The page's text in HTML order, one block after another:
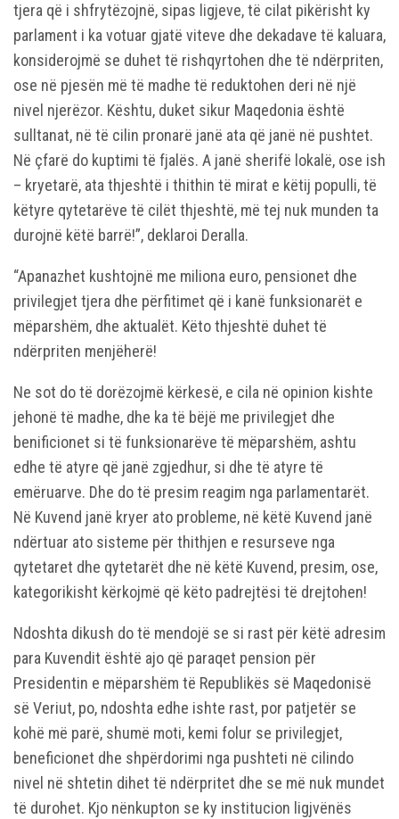
tjera që i shfrytëzojnë, sipas ligjeve, të cilat pikërisht ky
parlament i ka votuar gjatë viteve dhe dekadave të kaluara,
konsiderojmë se duhet të rishqyrtohen dhe të ndërpriten,
ose në pjesën më të madhe të reduktohen deri në një
nivel njerëzor. Kështu, duket sikur Maqedonia është
sulltanat, në të cilin pronarë janë ata që janë në pushtet.
Në çfarë do kuptimi të fjalës. A janë sherifë lokalë, ose ish
– kryetarë, ata thjeshtë i thithin të mirat e këtij populli, të
këtyre qytetarëve të cilët thjeshtë, më tej nuk munden ta
durojnë këtë barrë!”, deklaroi Deralla.
“Apanazhet kushtojnë me miliona euro, pensionet dhe
privilegjet tjera dhe përfitimet që i kanë funksionarët e
mëparshëm, dhe aktualët. Këto thjeshtë duhet të
ndërpriten menjëherë!
Ne sot do të dorëzojmë kërkesë, e cila në opinion kishte
jehonë të madhe, dhe ka të bëjë me privilegjet dhe
benificionet si të funksionarëve të mëparshëm, ashtu
edhe të atyre që janë zgjedhur, si dhe të atyre të
emëruarve. Dhe do të presim reagim nga parlamentarët.
Në Kuvend janë kryer ato probleme, në këtë Kuvend janë
ndërtuar ato sisteme për thithjen e resurseve nga
qytetaret dhe qytetarët dhe në këtë Kuvend, presim, ose,
kategorikisht kërkojmë që këto padrejtësi të drejtohen!
Ndoshta dikush do të mendojë se si rast për këtë adresim
para Kuvendit është ajo që paraqet pension për
Presidentin e mëparshëm të Republikës së Maqedonisë
së Veriut, po, ndoshta edhe ishte rast, por patjetër se
kohë më parë, shumë moti, kemi folur se privilegjet,
beneficionet dhe shpërdorimi nga pushteti në cilindo
nivel në shtetin dihet të ndërpritet dhe se më nuk mundet
të durohet. Kjo nënkupton se ky institucion ligjvënës